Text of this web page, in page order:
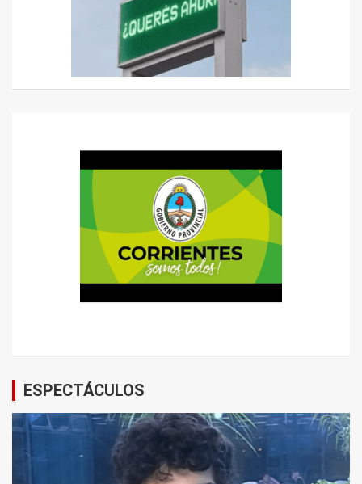
ESPECTÁCULOS